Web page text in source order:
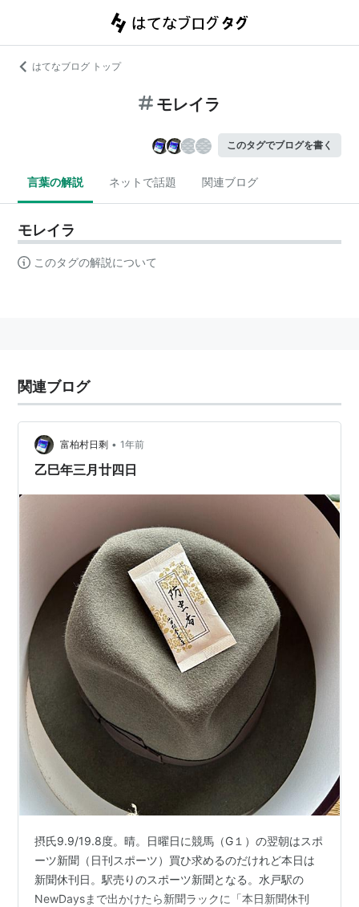
はてなブログ トップ
モレイラ
このタグでブログを書く
言葉の解説 ネットで話題 関連ブログ
モレイラ
このタグの解説について
関連ブログ
富柏村日剩 • 1年前
乙巳年三月廿四日
摂氏9.9/19.8度。晴。日曜日に競馬（G１）の翌朝はスポ
ーツ新聞（日刊スポーツ）買ひ求めるのだけれど本日は
新聞休刊日。駅売りのスポーツ新聞となる。水戸駅の
NewDaysまで出かけたら新聞ラックに「本日新聞休刊